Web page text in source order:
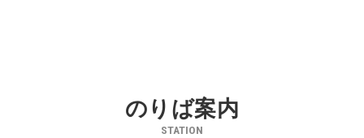
のりば案内
STATION